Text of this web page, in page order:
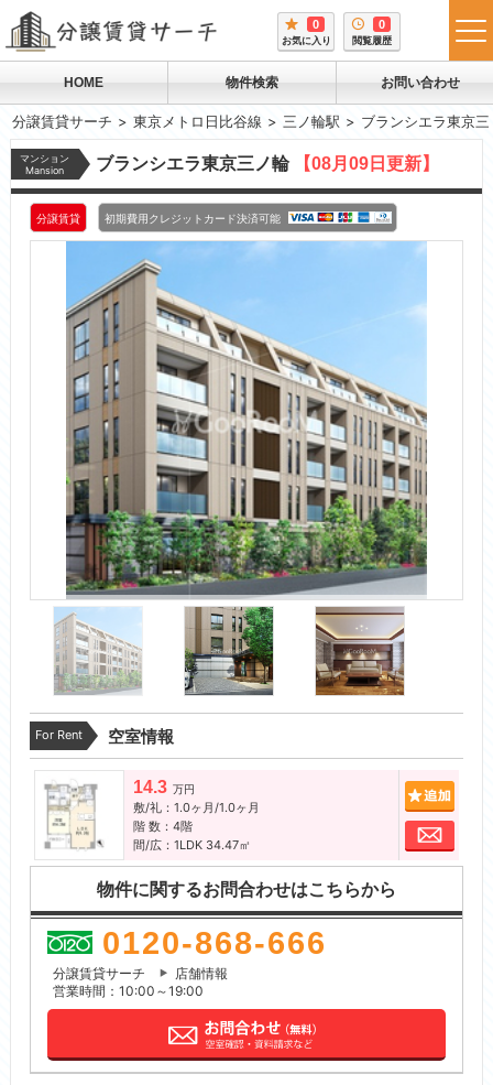
0
お気に入り
0
閲覧履歴
HOME 物件検索 お問い合わせ
分譲賃貸サーチ 東京メトロ日比谷線 三ノ輪駅 ブランシエラ東京三
マンション
Mansion
ブランシエラ東京三ノ輪 【08月09日更新】
分譲賃貸 初期費用クレジットカード決済可能
For Rent 空室情報
14.3 万円
敷/礼：1.0ヶ月/1.0ヶ月
階 数：4階
間/広：1LDK 34.47㎡
お問
物件に関するお問合わせはこちらから
0120-868-666
分譲賃貸サーチ
店舗情報
営業時間：10:00～19:00